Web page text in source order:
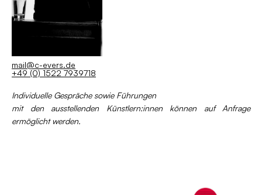
mail@c-evers.de
+49 (0) 1522 7939718
Individuelle Gespräche sowie Führungen
mit den ausstellenden Künstlern:innen können auf Anfrage
ermöglicht werden.
Project Space by